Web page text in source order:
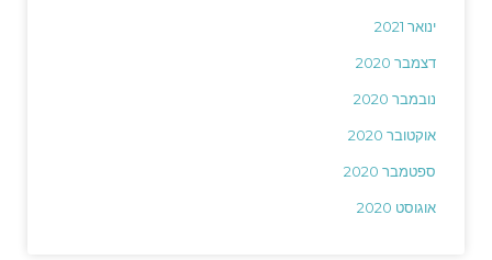
ינואר 2021
דצמבר 2020
נובמבר 2020
אוקטובר 2020
ספטמבר 2020
אוגוסט 2020